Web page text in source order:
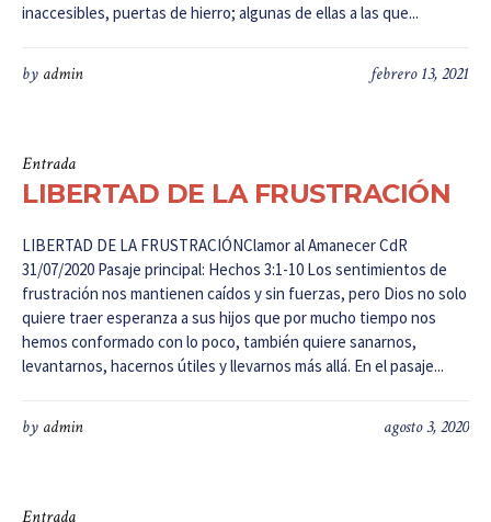
inaccesibles, puertas de hierro; algunas de ellas a las que...
febrero 13, 2021
by admin
Entrada
LIBERTAD DE LA FRUSTRACIÓN
LIBERTAD DE LA FRUSTRACIÓNClamor al Amanecer CdR
31/07/2020 Pasaje principal: Hechos 3:1-10 Los sentimientos de
frustración nos mantienen caídos y sin fuerzas, pero Dios no solo
quiere traer esperanza a sus hijos que por mucho tiempo nos
hemos conformado con lo poco, también quiere sanarnos,
levantarnos, hacernos útiles y llevarnos más allá. En el pasaje...
agosto 3, 2020
by admin
Entrada